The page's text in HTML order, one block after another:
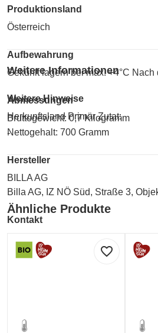
Produktionsland
Österreich
Aufbewahrung
Gekühlt lagern bei max. +4°C
Abmessungen
Bruttogewicht: 0,7 Kilogramm
Nettogehalt: 700 Gramm
Hersteller
BILLA AG
Billa AG, IZ NÖ Süd, Straße 3,
Kontakt
Billa AG, IZ NÖ Süd, Straße 3,
Weitere Informationen
Weitere Hinweise
Herkunftsland Primär Zutat:
-
Ähnliche Produkte
favorite_border